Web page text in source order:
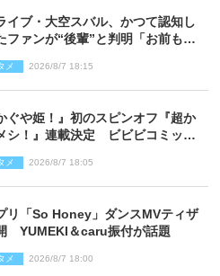
イブ・大空スバル、かつて認知し
ファンが“後輩”と判明「お前もし
メ 2026/8/7 18:15
ぐや姫！』初のスピンオフ『超か
シ！』連載決定 ビビビコミック
メ 2026/8/7 18:05
リ「So Honey」ダンスMVティザ
YUMEKI＆caru振付が話題
メ 2026/8/7 18:00